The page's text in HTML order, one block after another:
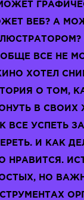
ВЕБ? А
ВСЕ НЕ
ХОТЕЛ
О ТОМ,
В СВОИХ
ВСЕ УСПЕТЬ
И КАК
НРАВИТСЯ.
НО